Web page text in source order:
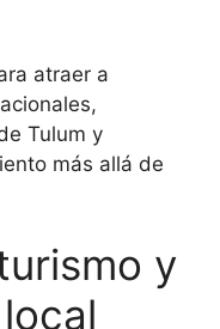
atraer a
Tulum y
más allá de
y